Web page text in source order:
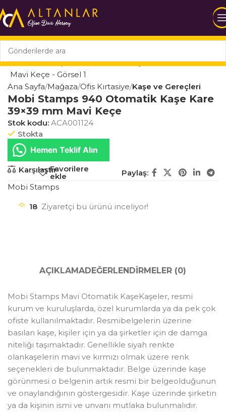
Ana Sayfa Mağaza Ofis Kırtasiye Kaşe ve Gereçleri
Mobi Stamps 940 Otomatik Kaşe Kare
39×39 mm Mavi Keçe
Stok kodu: ACA001124
Stokta
Hemen Teklif Alın
KarşılaştırFavorilere
ekle
Paylaş:
Mobi Stamps
18 Ziyaretçi bu ürünü inceliyor!
AÇIKLAMADEĞERLENDIRMELER (0)
Mobi Stamps Mavi Otomatik KaşeKaşeler, resmi
kurum ve kuruluşlarda, özel kurumlarda ya da pek çok
ofiste kullanılmaktadır. Resmibelgelerin üzerine
basılan kaşe, kişiler için ya da şirketler için de damga
niteliği taşımaktadır. Genellikle siyah renkte
olankaşelerin mavi ve kırmızı olmak üzere renk
seçenekleri de bulunmaktadır. Belge üzerinde kaşe
görünmesi o belgenin artık resmi bir belgeolduğunun
ve onaylandığının göstergesidir. Kaşe üzerinde şirketin
ya da kişinin ismi ve unvanı mutlaka bulunmalıdır.